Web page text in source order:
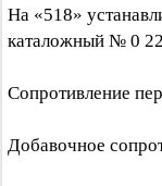
На «518»
каталожный № 0
Сопротивление
Добавочное